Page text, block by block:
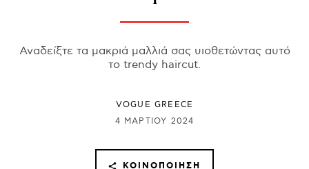
Αναδείξτε τα μακριά μαλλιά σας υιοθετώντας αυτό
το trendy haircut.
VOGUE GREECE
4 ΜΑΡΤΊΟΥ 2024
ΚΟΙΝΟΠΟΊΗΣΗ